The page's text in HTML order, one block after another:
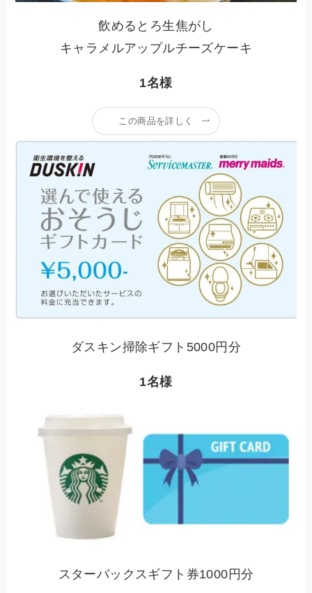
飲めるとろ生焦がし
キャラメルアップルチーズケーキ
1名様
この商品を詳しく
ダスキン掃除ギフト5000円分
1名様
スターバックスギフト券1000円分